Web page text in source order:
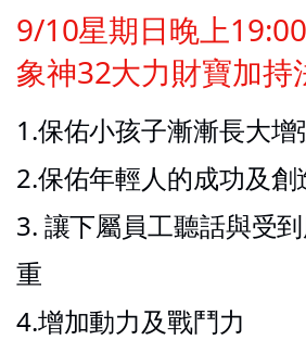
9/10星期日晚上19:00
象神32大力財寶加持
1.保佑小孩子漸漸長大增
2.保佑年輕人的成功及
3. 讓下屬員工聽話與受
重
4.增加動力及戰鬥力